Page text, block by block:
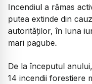
Incendiul a rămas
putea extinde din
autorităților, în luna
mari pagube.
De la începutul
14 incendii forestiere